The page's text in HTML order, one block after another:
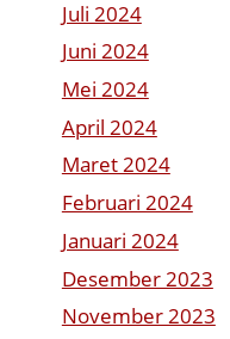
Juli 2024
Juni 2024
Mei 2024
April 2024
Maret 2024
Februari 2024
Januari 2024
Desember 2023
November 2023